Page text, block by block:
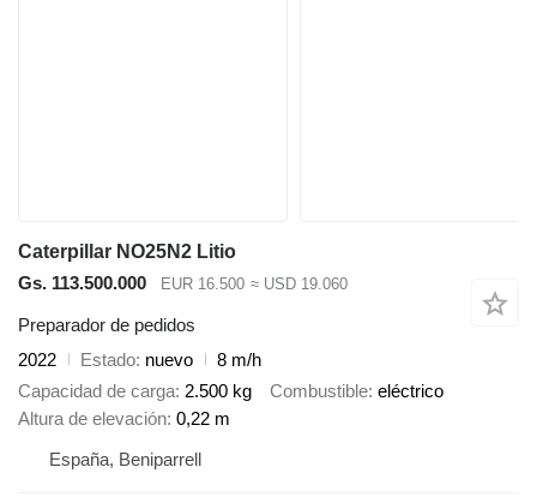
Caterpillar NO25N2 Litio
Gs. 113.500.000
EUR 16.500 ≈ USD 19.060
Preparador de pedidos
2022
Estado nuevo
8 m/h
Capacidad de carga 2.500 kg Combustible eléctrico
Altura de elevación 0,22 m
España, Beniparrell